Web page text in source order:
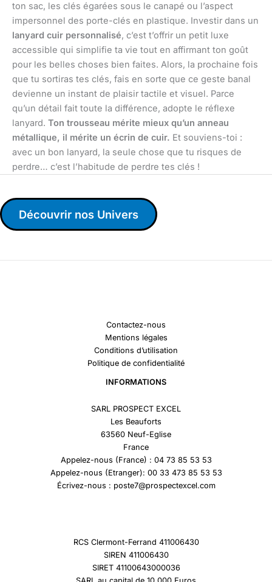
ton sac, les clés égarées sous le canapé ou l’aspect
impersonnel des porte-clés en plastique. Investir dans un
lanyard cuir personnalisé, c’est t’offrir un petit luxe
accessible qui simplifie ta vie tout en affirmant ton goût
pour les belles choses bien faites. Alors, la prochaine fois
que tu sortiras tes clés, fais en sorte que ce geste banal
devienne un instant de plaisir tactile et visuel. Parce
qu’un détail fait toute la différence, adopte le réflexe
lanyard. Ton trousseau mérite mieux qu’un anneau
métallique, il mérite un écrin de cuir. Et souviens-toi :
avec un bon lanyard, la seule chose que tu risques de
perdre… c’est l’habitude de perdre tes clés !
Découvrir nos Univers
Contactez-nous
Mentions légales
Conditions d’utilisation
Politique de confidentialité
INFORMATIONS
SARL PROSPECT EXCEL
Les Beauforts
63560 Neuf-Eglise
France
Appelez-nous (France) : 04 73 85 53 53
Appelez-nous (Etranger): 00 33 473 85 53 53
Écrivez-nous : poste7@prospectexcel.com
RCS Clermont-Ferrand 411006430
SIREN 411006430
SIRET 41100643000036